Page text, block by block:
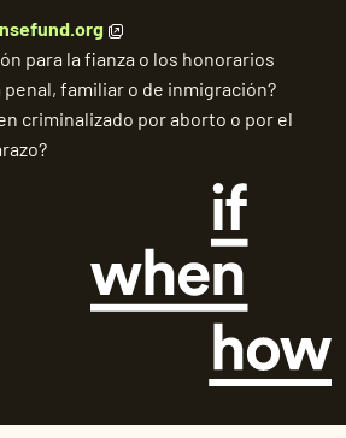
para la fianza o los honorarios
familiar o de inmigración?
criminalizado por aborto o por el
Todos los derechos